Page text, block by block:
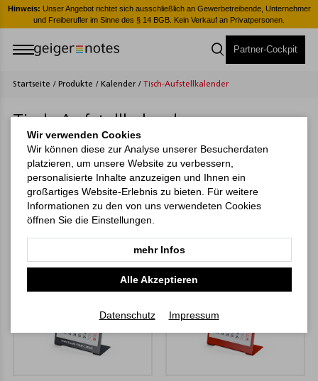
Hinweis: Unser Angebot richtet sich ausschließlich an Gewerbetreibende, Unternehmer
und Freiberufler im Sinne des § 14 BGB. Kein Verkauf an Privatpersonen.
Partner-Cockpit
Startseite / Produkte / Kalender / Tisch-Aufstellkalender
Tisch-Aufstellkalender
Filter
Filtern
Wir verwenden Cookies
Wir können diese zur Analyse unserer Besucherdaten
platzieren, um unsere Website zu verbessern,
personalisierte Inhalte anzuzeigen und Ihnen ein
großartiges Website-Erlebnis zu bieten. Für weitere
Informationen zu den von uns verwendeten Cookies
öffnen Sie die Einstellungen.
mehr Infos
Alle Akzeptieren
Datenschutz Impressum